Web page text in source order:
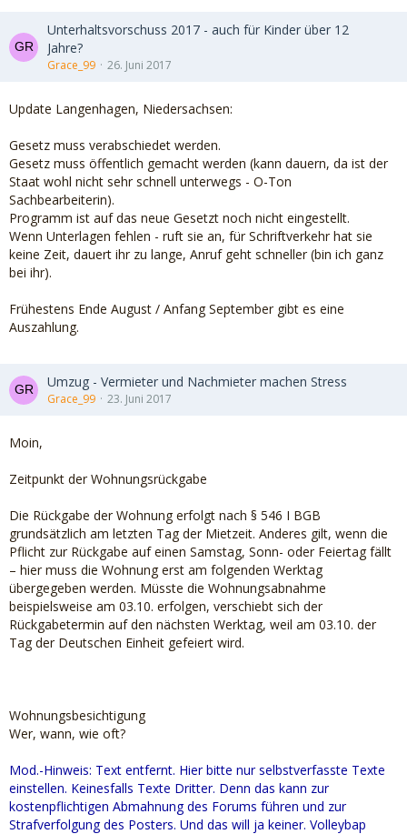
Unterhaltsvorschuss 2017 - auch für Kinder über 12
Jahre?
Grace_99 26. Juni 2017
Update Langenhagen, Niedersachsen:
Gesetz muss verabschiedet werden.
Gesetz muss öffentlich gemacht werden (kann dauern, da ist der
Staat wohl nicht sehr schnell unterwegs - O-Ton
Sachbearbeiterin).
Programm ist auf das neue Gesetzt noch nicht eingestellt.
Wenn Unterlagen fehlen - ruft sie an, für Schriftverkehr hat sie
keine Zeit, dauert ihr zu lange, Anruf geht schneller (bin ich ganz
bei ihr).
Frühestens Ende August / Anfang September gibt es eine
Auszahlung.
Umzug - Vermieter und Nachmieter machen Stress
Grace_99 23. Juni 2017
Moin,
Zeitpunkt der Wohnungsrückgabe
Die Rückgabe der Wohnung erfolgt nach § 546 I BGB
grundsätzlich am letzten Tag der Mietzeit. Anderes gilt, wenn die
Pflicht zur Rückgabe auf einen Samstag, Sonn- oder Feiertag fällt
– hier muss die Wohnung erst am folgenden Werktag
übergegeben werden. Müsste die Wohnungsabnahme
beispielsweise am 03.10. erfolgen, verschiebt sich der
Rückgabetermin auf den nächsten Werktag, weil am 03.10. der
Tag der Deutschen Einheit gefeiert wird.
Wohnungsbesichtigung
Wer, wann, wie oft?
Mod.-Hinweis: Text entfernt. Hier bitte nur selbstverfasste Texte
einstellen. Keinesfalls Texte Dritter. Denn das kann zur
kostenpflichtigen Abmahnung des Forums führen und zur
Strafverfolgung des Posters. Und das will ja keiner. Volleybap